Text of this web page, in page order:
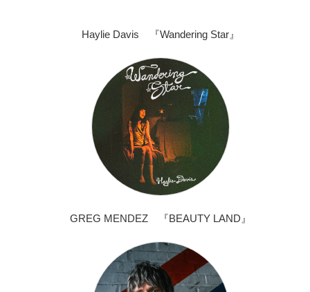
Haylie Davis 『Wandering Star』
GREG MENDEZ 『BEAUTY LAND』